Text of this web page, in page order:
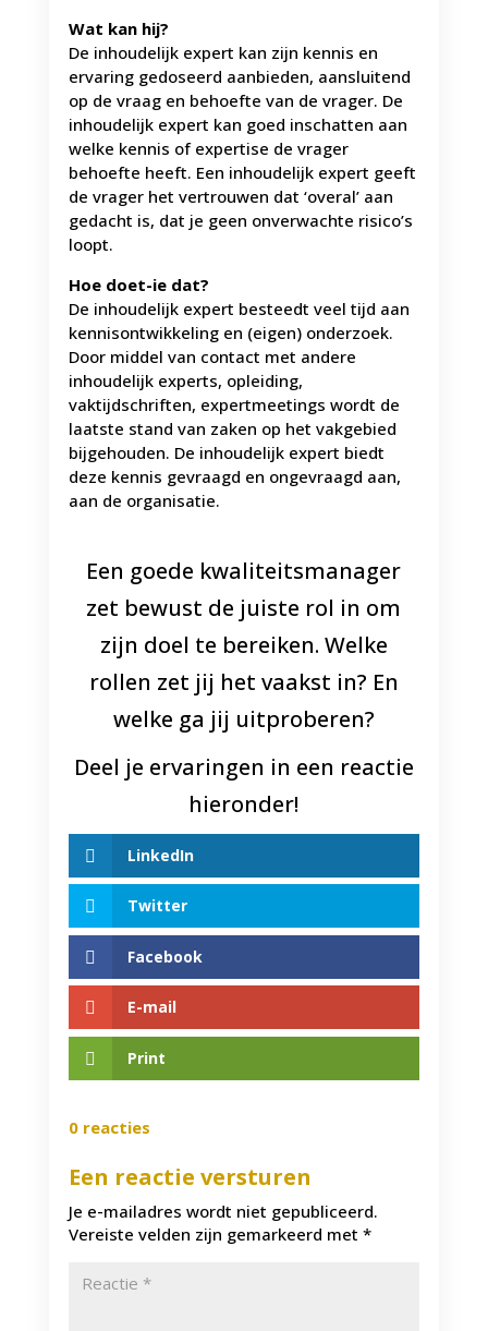
Wat kan hij?
De inhoudelijk expert kan zijn kennis en
ervaring gedoseerd aanbieden, aansluitend
op de vraag en behoefte van de vrager. De
inhoudelijk expert kan goed inschatten aan
welke kennis of expertise de vrager
behoefte heeft. Een inhoudelijk expert geeft
de vrager het vertrouwen dat ‘overal’ aan
gedacht is, dat je geen onverwachte risico’s
loopt.
Hoe doet-ie dat?
De inhoudelijk expert besteedt veel tijd aan
kennisontwikkeling en (eigen) onderzoek.
Door middel van contact met andere
inhoudelijk experts, opleiding,
vaktijdschriften, expertmeetings wordt de
laatste stand van zaken op het vakgebied
bijgehouden. De inhoudelijk expert biedt
deze kennis gevraagd en ongevraagd aan,
aan de organisatie.
Een goede kwaliteitsmanager
zet bewust de juiste rol in om
zijn doel te bereiken. Welke
rollen zet jij het vaakst in? En
welke ga jij uitproberen?
Deel je ervaringen in een reactie
hieronder!
LinkedIn
Twitter
Facebook
E-mail
Print
0 reacties
Een reactie versturen
Je e-mailadres wordt niet gepubliceerd.
Vereiste velden zijn gemarkeerd met *